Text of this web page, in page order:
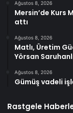
Ağustos 8, 2026
Mersin’de Kurs
attı
Ağustos 8, 2026
Matlı, Üretim
Yörsan
Ağustos 8, 2026
Gümüş vadeli
Rastgele